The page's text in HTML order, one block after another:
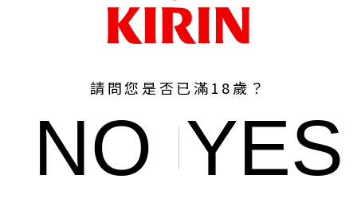
請問您是否已滿18歲？
NO YES